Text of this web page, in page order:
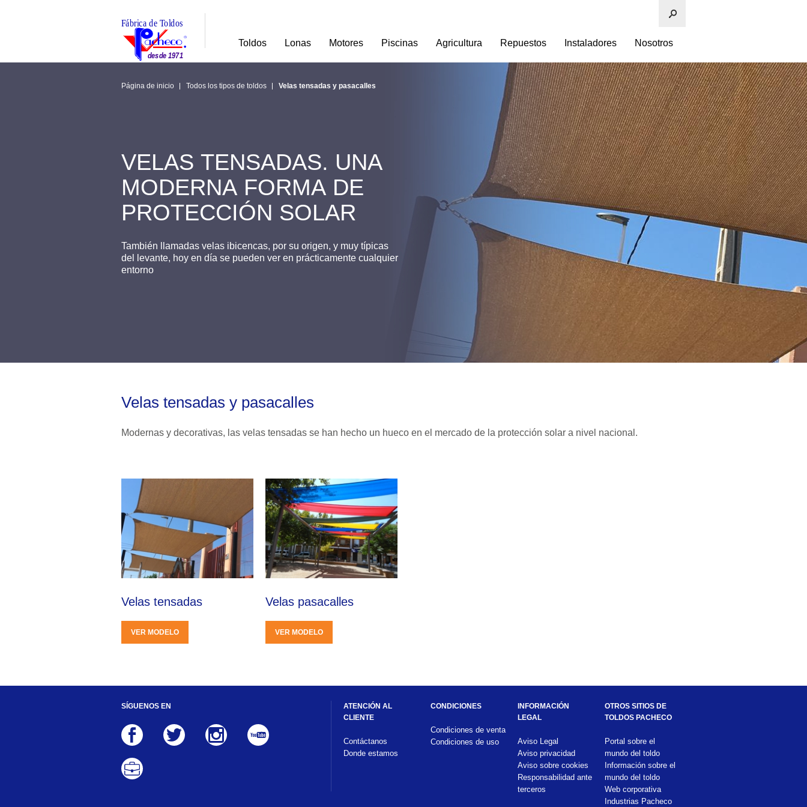
Toldos Lonas Motores Piscinas Agricultura Repuestos Instaladores Nosotros
Página de inicio Todos los tipos de toldos Velas tensadas y pasacalles
VELAS TENSADAS. UNA
MODERNA FORMA DE
PROTECCIÓN SOLAR
También llamadas velas ibicencas, por su origen, y muy típicas
del levante, hoy en día se pueden ver en prácticamente cualquier
entorno
Velas tensadas y pasacalles
Modernas y decorativas, las velas tensadas se han hecho un hueco en el mercado de la protección solar a nivel nacional.
Velas tensadas
VER MODELO
Velas pasacalles
VER MODELO
SÍGUENOS EN
ATENCIÓN AL
CLIENTE
Contáctanos
Donde estamos
CONDICIONES
Condiciones de venta
Condiciones de uso
INFORMACIÓN
LEGAL
Aviso Legal
Aviso privacidad
Aviso sobre cookies
Responsabilidad ante
terceros
OTROS SITIOS DE
TOLDOS PACHECO
Portal sobre el
mundo del toldo
Información sobre el
mundo del toldo
Web corporativa
Industrias Pacheco